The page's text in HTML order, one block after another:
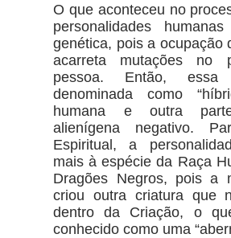
O que aconteceu no
personalidades
genética, pois a ocupação
acarreta mutações no
pessoa. Então, essa
denominada como
humana e outra
alienígena negativo.
Espiritual, a
mais à espécie da Raça
Dragões Negros, pois a
criou outra criatura que
dentro da Criação, o
conhecido como uma